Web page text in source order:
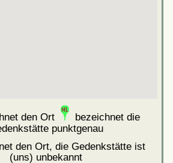
den Ort
bezeichnet die
punktgenau
den Ort, die Gedenkstätte ist
(uns) unbekannt